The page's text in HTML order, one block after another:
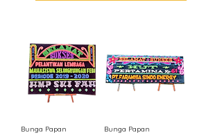
Bunga Papan
Bunga Papan